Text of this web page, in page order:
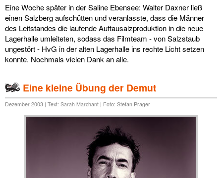
Eine Woche später in der Saline Ebensee: Walter Daxner ließ
einen Salzberg aufschütten und veranlasste, dass die Männer
des Leitstandes die laufende Auftausalzproduktion in die neue
Lagerhalle umleiteten, sodass das Filmteam - von Salzstaub
ungestört - HvG in der alten Lagerhalle ins rechte Licht setzen
konnte. Nochmals vielen Dank an alle.
Eine kleine Übung der Demut
Dezember 2003 | Text: Sarah Marchant | Foto: Stefan Prager